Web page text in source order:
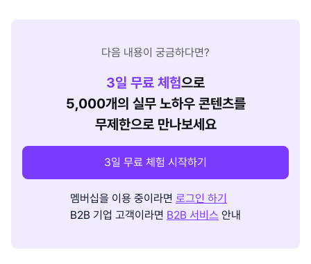
다음 내용이 궁금하다면?
3일 무료 체험으로
5,000개의 실무 노하우 콘텐츠를
무제한으로 만나보세요
3일 무료 체험 시작하기
멤버십을 이용 중이라면 로그인 하기
B2B 기업 고객이라면 B2B 서비스 안내